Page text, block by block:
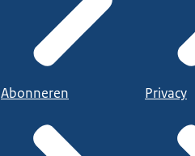
Abonneren Privacy